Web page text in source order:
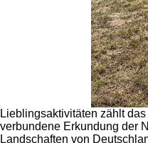
Lieblingsaktivitäten zählt
verbundene Erkundung der
Landschaften von